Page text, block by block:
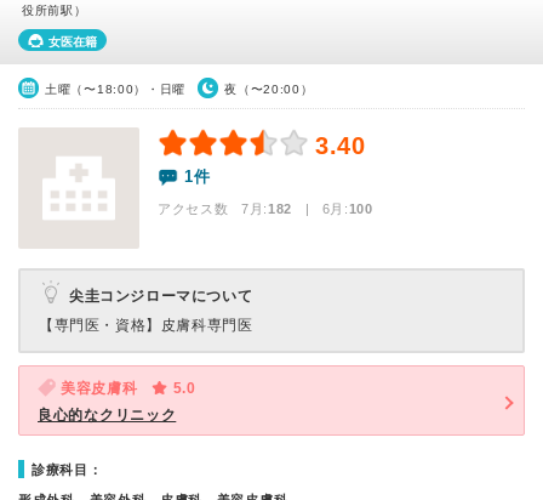
役所前駅）
女医在籍
土曜（〜18:00）・日曜 夜（〜20:00）
3.40
1件
アクセス数 7月:182 | 6月:100
尖圭コンジローマについて
【専門医・資格】 皮膚科専門医
美容皮膚科
5.0
良心的なクリニック
診療科目：